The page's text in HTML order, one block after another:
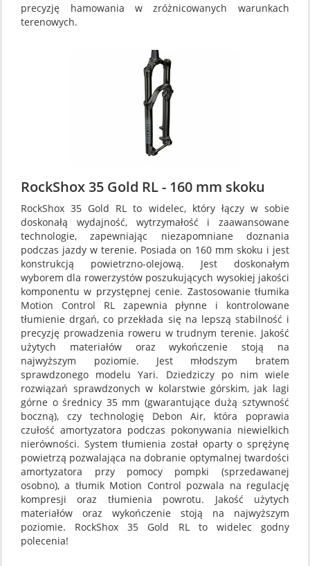
precyzję hamowania w zróżnicowanych warunkach
terenowych.
RockShox 35 Gold RL - 160 mm skoku
RockShox 35 Gold RL to widelec, który łączy w sobie
doskonałą wydajność, wytrzymałość i zaawansowane
technologie, zapewniając niezapomniane doznania
podczas jazdy w terenie. Posiada on 160 mm skoku i jest
konstrukcją powietrzno-olejową. Jest doskonałym
wyborem dla rowerzystów poszukujących wysokiej jakości
komponentu w przystępnej cenie. Zastosowanie tłumika
Motion Control RL zapewnia płynne i kontrolowane
tłumienie drgań, co przekłada się na lepszą stabilność i
precyzję prowadzenia roweru w trudnym terenie. Jakość
użytych materiałów oraz wykończenie stoją na
najwyższym poziomie. Jest młodszym bratem
sprawdzonego modelu Yari. Dziedziczy po nim wiele
rozwiązań sprawdzonych w kolarstwie górskim, jak lagi
górne o średnicy 35 mm (gwarantujące dużą sztywność
boczną), czy technologię Debon Air, która poprawia
czułość amortyzatora podczas pokonywania niewielkich
nierówności. System tłumienia został oparty o sprężynę
powietrzą pozwalająca na dobranie optymalnej twardości
amortyzatora przy pomocy pompki (sprzedawanej
osobno), a tłumik Motion Control pozwala na regulację
kompresji oraz tłumienia powrotu. Jakość użytych
materiałów oraz wykończenie stoją na najwyższym
poziomie. RockShox 35 Gold RL to widelec godny
polecenia!